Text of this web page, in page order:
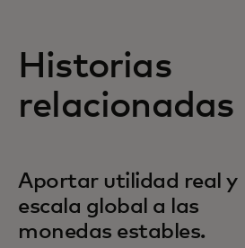
Historias
relacionadas
Aportar utilidad real y
escala global a las
monedas estables.